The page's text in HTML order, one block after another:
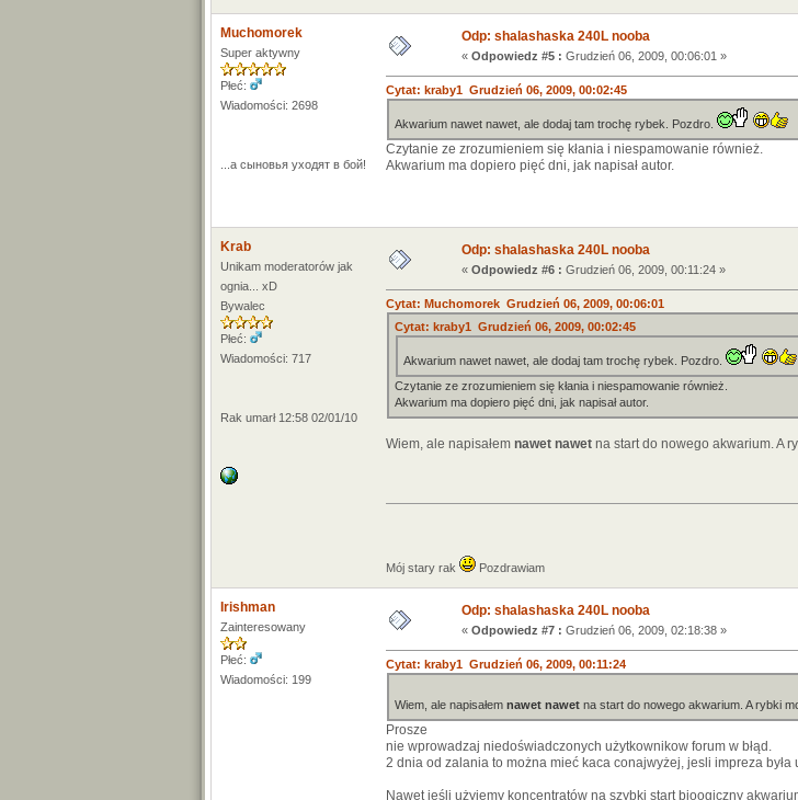
Muchomorek
Super aktywny
Płeć:
Wiadomości: 2698
...a cыновья уходят в бой!
Odp: shalashaska 240L nooba
« Odpowiedz #5 : Grudzień 06, 2009, 00:06:01 »
Cytat: kraby1 Grudzień 06, 2009, 00:02:45
Akwarium nawet nawet, ale dodaj tam trochę rybek. Pozdro.
Czytanie ze zrozumieniem się kłania i niespamowanie również.
Akwarium ma dopiero pięć dni, jak napisał autor.
Krab
Unikam moderatorów jak
ognia... xD
Bywalec
Płeć:
Wiadomości: 717
Rak umarł 12:58 02/01/10
Odp: shalashaska 240L nooba
« Odpowiedz #6 : Grudzień 06, 2009, 00:11:24 »
Cytat: Muchomorek Grudzień 06, 2009, 00:06:01
Cytat: kraby1 Grudzień 06, 2009, 00:02:45
Akwarium nawet nawet, ale dodaj tam trochę rybek. Pozdro.
Czytanie ze zrozumieniem się kłania i niespamowanie również.
Akwarium ma dopiero pięć dni, jak napisał autor.
Wiem, ale napisałem nawet nawet na start do nowego akwarium. A
Mój stary rak Pozdrawiam
Irishman
Zainteresowany
Płeć:
Wiadomości: 199
Odp: shalashaska 240L nooba
« Odpowiedz #7 : Grudzień 06, 2009, 02:18:38 »
Cytat: kraby1 Grudzień 06, 2009, 00:11:24
Wiem, ale napisałem nawet nawet na start do nowego akwarium. A rybki
Prosze
nie wprowadzaj niedoświadczonych użytkownikow forum w błąd.
2 dnia od zalania to można mieć kaca conajwyżej, jesli impreza
Nawet jeśli użyjemy koncentratów na szybki start bioogiczny